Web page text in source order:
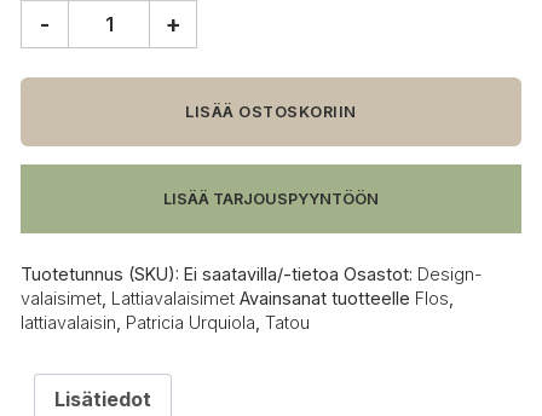
lattiavalaisin
- +
LISÄÄ OSTOSKORIIN
LISÄÄ TARJOUSPYYNTÖÖN
Tuotetunnus (SKU): Ei saatavilla/-tietoa Osastot: Design-
valaisimet Lattiavalaisimet Avainsanat tuotteelle Flos
lattiavalaisin Patricia Urquiola Tatou
Lisätiedot